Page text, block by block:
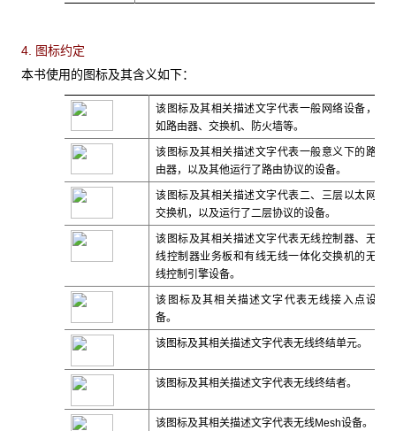
4. 图标约定
本书使用的图标及其含义如下：
该图标及其相关描述文字代表一般网络设备，
如路由器、交换机、防火墙等。
该图标及其相关描述文字代表一般意义下的路
由器，以及其他运行了路由协议的设备。
该图标及其相关描述文字代表二、三层以太网
交换机，以及运行了二层协议的设备。
该图标及其相关描述文字代表无线控制器、无
线控制器业务板和有线无线一体化交换机的无
线控制引擎设备。
该图标及其相关描述文字代表无线接入点设
备。
该图标及其相关描述文字代表无线终结单元。
该图标及其相关描述文字代表无线终结者。
该图标及其相关描述文字代表无线Mesh设备。